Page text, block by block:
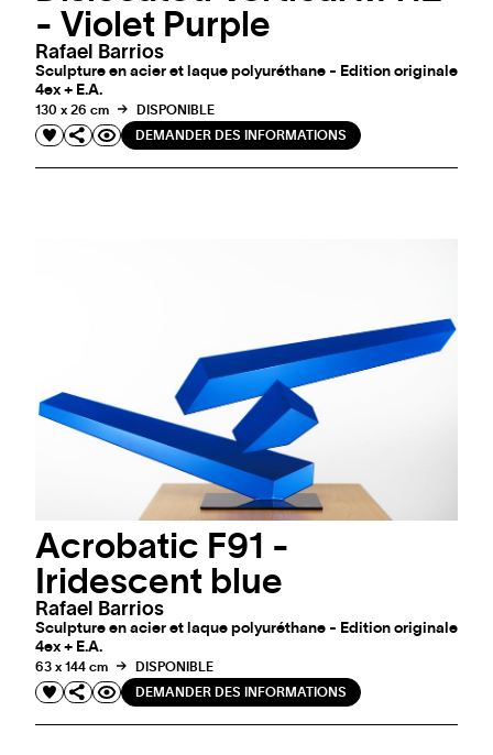
- Violet Purple
Rafael Barrios
Sculpture en acier et laque polyuréthane - Edition originale
4ex + E.A.
130 x 26 cm
DISPONIBLE
DEMANDER DES INFORMATIONS
Acrobatic F91 -
Iridescent blue
Rafael Barrios
Sculpture en acier et laque polyuréthane - Edition originale
4ex + E.A.
63 x 144 cm
DISPONIBLE
DEMANDER DES INFORMATIONS